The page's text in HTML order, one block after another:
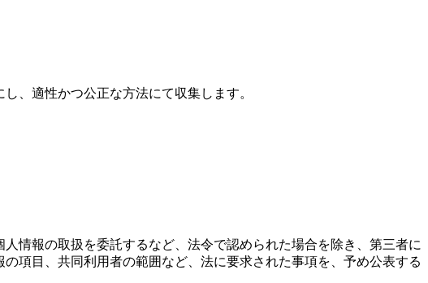
、適性かつ公正な方法にて収集します。
情報の取扱を委託するなど、法令で認められた場合を除き、第三者に
項目、共同利用者の範囲など、法に要求された事項を、予め公表する